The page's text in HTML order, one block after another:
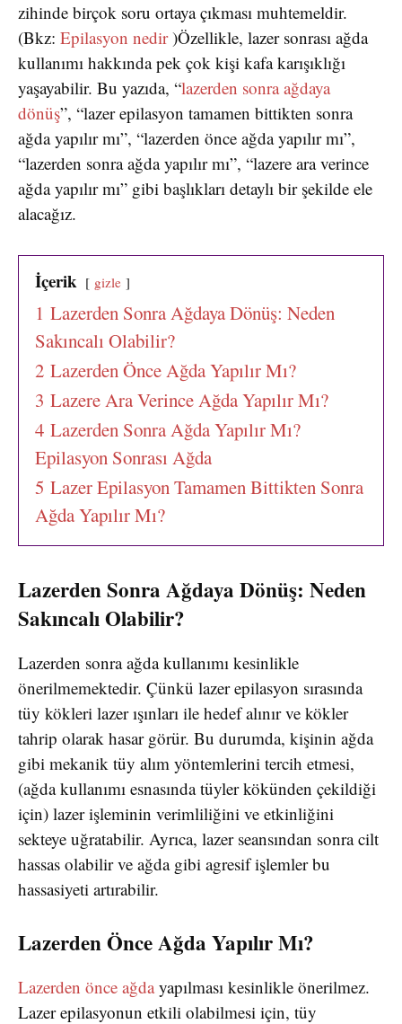
zihinde birçok soru ortaya çıkması muhtemeldir.
(Bkz: Epilasyon nedir)Özellikle, lazer sonrası ağda
kullanımı hakkında pek çok kişi kafa karışıklığı
yaşayabilir. Bu yazıda, “lazerden sonra ağdaya
dönüş”, “lazer epilasyon tamamen bittikten sonra
ağda yapılır mı”, “lazerden önce ağda yapılır mı”,
“lazerden sonra ağda yapılır mı”, “lazere ara verince
ağda yapılır mı” gibi başlıkları detaylı bir şekilde ele
alacağız.
İçerik gizle
1 Lazerden Sonra Ağdaya Dönüş: Neden
Sakıncalı Olabilir?
2 Lazerden Önce Ağda Yapılır Mı?
3 Lazere Ara Verince Ağda Yapılır Mı?
4 Lazerden Sonra Ağda Yapılır Mı?
Epilasyon Sonrası Ağda
5 Lazer Epilasyon Tamamen Bittikten Sonra
Ağda Yapılır Mı?
Lazerden Sonra Ağdaya Dönüş: Neden
Sakıncalı Olabilir?
Lazerden sonra ağda kullanımı kesinlikle
önerilmemektedir. Çünkü lazer epilasyon sırasında
tüy kökleri lazer ışınları ile hedef alınır ve kökler
tahrip olarak hasar görür. Bu durumda, kişinin ağda
gibi mekanik tüy alım yöntemlerini tercih etmesi,
(ağda kullanımı esnasında tüyler kökünden çekildiği
için) lazer işleminin verimliliğini ve etkinliğini
sekteye uğratabilir. Ayrıca, lazer seansından sonra cilt
hassas olabilir ve ağda gibi agresif işlemler bu
hassasiyeti artırabilir.
Lazerden Önce Ağda Yapılır Mı?
Lazerden önce ağdayapılması kesinlikle önerilmez.
Lazer epilasyonun etkili olabilmesi için, tüy